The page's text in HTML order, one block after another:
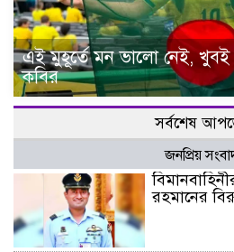
এই মুহূর্তে মন ভালো নেই, খুবই
কবির
সর্বশেষ
জনপ্রিয়
রহমানের